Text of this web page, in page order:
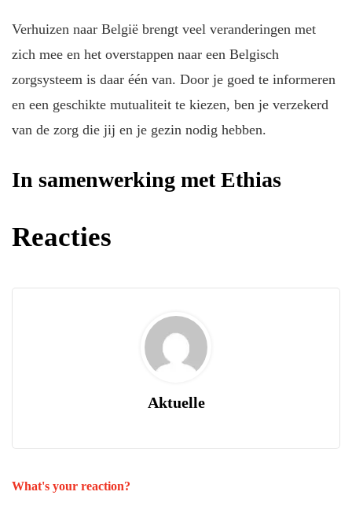
Verhuizen naar België brengt veel veranderingen met
zich mee en het overstappen naar een Belgisch
zorgsysteem is daar één van. Door je goed te informeren
en een geschikte mutualiteit te kiezen, ben je verzekerd
van de zorg die jij en je gezin nodig hebben.
In samenwerking met Ethias
Reacties
Aktuelle
What's your reaction?